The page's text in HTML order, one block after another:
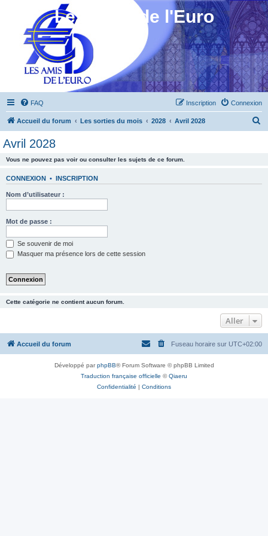
Les Amis de l'Euro
FAQ Connexion
Inscription
Accueil du forum Les sorties du mois 2028 Avril 2028
Avril 2028
Vous ne pouvez pas voir ou consulter les sujets de ce forum.
CONNEXION • INSCRIPTION
Nom d’utilisateur :
Mot de passe :
Se souvenir de moi
Masquer ma présence lors de cette session
Cette catégorie ne contient aucun forum.
Aller
Accueil du forum Fuseau horaire sur UTC+02:00
Développé parphpBB® Forum Software © phpBB Limited
Traduction française officielle ©Qiaeru
Confidentialité | Conditions